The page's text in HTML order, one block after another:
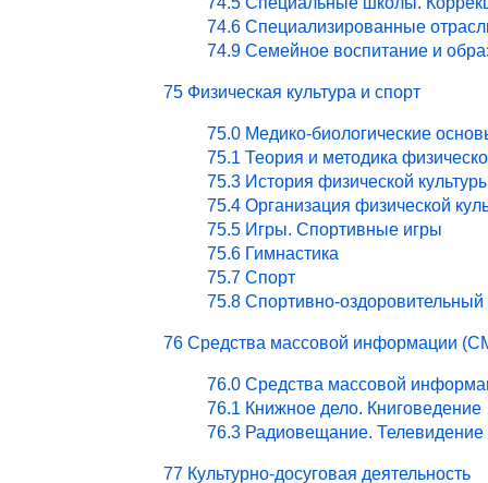
74.6 Специализированные
74.9 Семейное воспитание и
75 Физическая культура и спорт
75.0 Медико-биологические
75.1 Теория и методика
75.3 История физической
75.4 Организация физической
75.5 Игры. Спортивные игры
75.6 Гимнастика
75.7 Спорт
75.8 Спортивно-
76 Средства массовой информации
76.0 Средства массовой
76.1 Книжное дело. Книговедение
76.3 Радиовещание. Телевидение
77 Культурно-досуговая деятельность